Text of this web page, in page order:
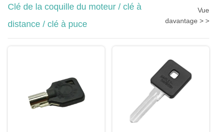
Clé de la coquille du moteur / clé à
distance / clé à puce
Vue
davantage > >